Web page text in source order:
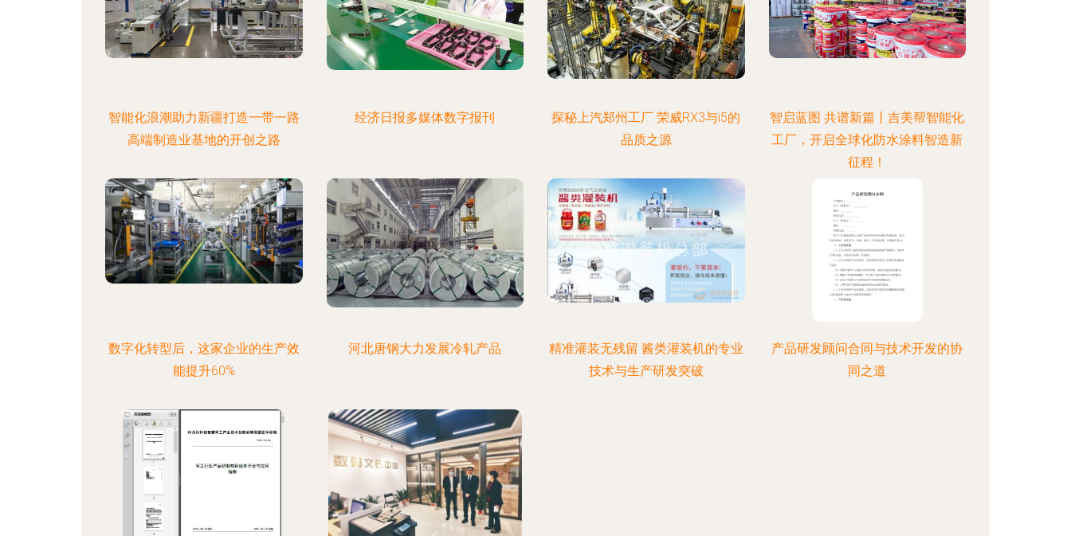
智能化浪潮助力新疆打造一带一路
高端制造业基地的开创之路
经济日报多媒体数字报刊
探秘上汽郑州工厂 荣威RX3与i5的
品质之源
智启蓝图 共谱新篇丨吉美帮智能化
工厂，开启全球化防水涂料智造新
征程！
数字化转型后，这家企业的生产效
能提升60%
河北唐钢大力发展冷轧产品
精准灌装无残留 酱类灌装机的专业
技术与生产研发突破
产品研发顾问合同与技术开发的协
同之道